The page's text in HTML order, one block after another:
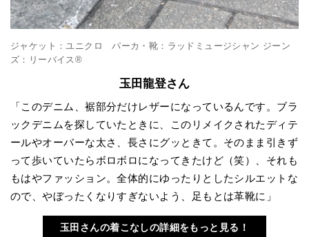
ジャケット：ユニクロ パーカ・靴：ラッドミュージシャン ジーン
ズ：リーバイス®︎
玉田龍登さん
「このデニム、裾部分だけレザーになっているんです。ブラ
ックデニムを探していたときに、このリメイクされたディテ
ールやオーバーな太さ、長さにグッときて。そのまま引きず
って歩いていたらボロボロになってきたけど（笑）、それも
もはやファッション。全体的にゆったりとしたシルエットな
ので、やぼったくなりすぎないよう、足もとは革靴に」
玉田さんの着こなしの詳細をもっと見る！